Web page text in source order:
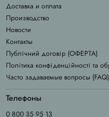
Доставка и оплата
Производство
Новости
Контакты
Публічний договір (ОФЕРТА)
Політика конфіденційності та
Часто задаваемые вопросы (FAQ)
Телефоны
0 800 35 95 13